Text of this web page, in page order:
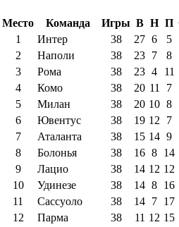
Место Команда Игры В Н П
1
Интер 38 27 6 5
2
Наполи 38 23 7 8
3
Рома 38 23 4 11
4
Комо 38 20 11 7
5
Милан 38 20 10 8
6
Ювентус 38 19 12 7
7
Аталанта 38 15 14 9
8
Болонья 38 16 8 14
9
Лацио 38 14 12 12
10
Удинезе 38 14 8 16
11
Сассуоло 38 14 7 17
12
Парма 38 11 12 15